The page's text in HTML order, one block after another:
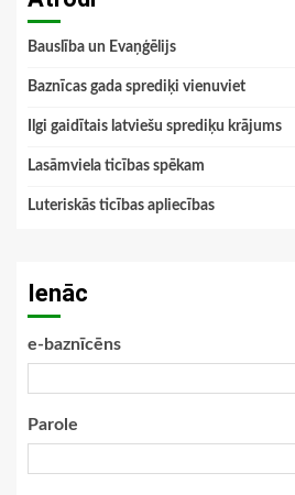
Bauslība un Evaņģēlijs
Baznīcas gada sprediķi vienuviet
Ilgi gaidītais latviešu sprediķu krājums
Lasāmviela ticības spēkam
Luteriskās ticības apliecības
Ienāc
e-baznīcēns
Parole